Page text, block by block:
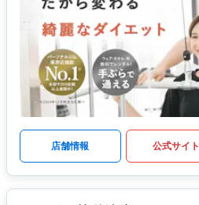
店舗情報 公式サイト